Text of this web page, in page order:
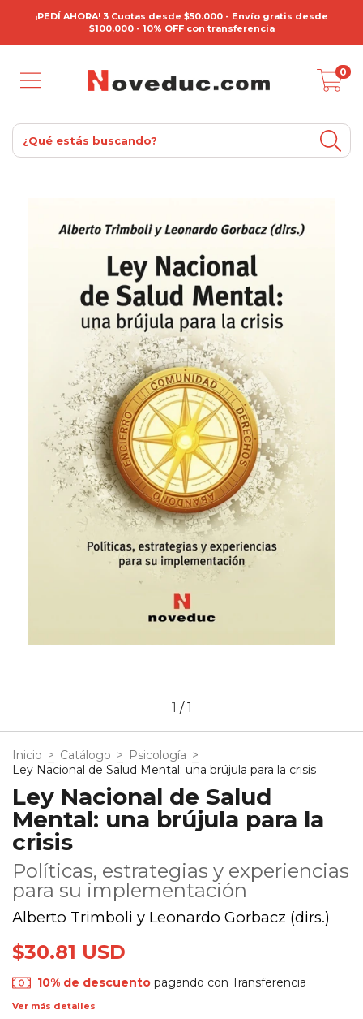
¡PEDÍ AHORA! 3 Cuotas desde $50.000 - Envío gratis desde
$100.000 - 10% OFF con transferencia
0
1 /1
Inicio > Catálogo > Psicología >
Ley Nacional de Salud Mental: una brújula para la crisis
Ley Nacional de Salud
Mental: una brújula para la
crisis
Políticas, estrategias y experiencias
para su implementación
Alberto Trimboli y Leonardo Gorbacz (dirs.)
$30.81 USD
10% de descuento pagando con Transferencia
Ver más detalles